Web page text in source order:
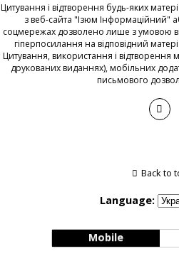
Цитування і відтворення будь-яких
з веб-сайта "Ізюм Інформаційний"
соцмережах дозволено лише з умовою
гіперпосилання на відповідний
Цитування, використання і відтворення
друкованих виданнях), мобільних
письмового
Back to
Language:
Mobile